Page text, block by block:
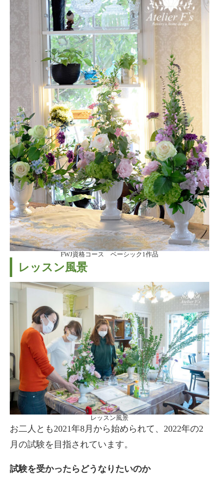
FWJ資格コース ベーシック1作品
レッスン風景
レッスン風景
お二人とも2021年8月から始められて、2022年の2
月の試験を目指されています。
試験を受かったらどうなりたいのか